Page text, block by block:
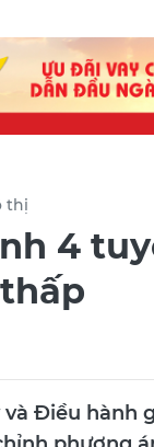
thị
4
và Điều